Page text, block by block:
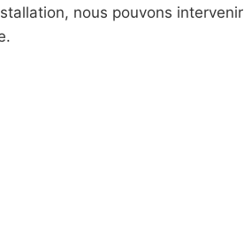
nous pouvons intervenir